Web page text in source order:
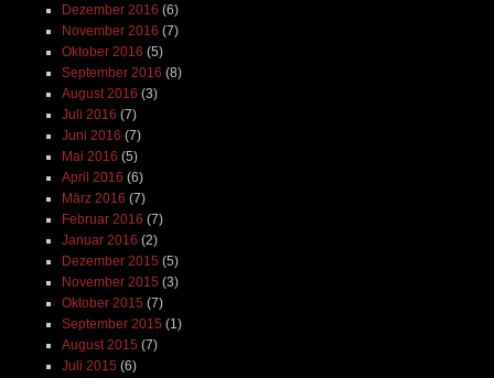
Dezember 2016 (6)
November 2016 (7)
Oktober 2016 (5)
September 2016 (8)
August 2016 (3)
Juli 2016 (7)
Juni 2016 (7)
Mai 2016 (5)
April 2016 (6)
März 2016 (7)
Februar 2016 (7)
Januar 2016 (2)
Dezember 2015 (5)
November 2015 (3)
Oktober 2015 (7)
September 2015 (1)
August 2015 (7)
Juli 2015 (6)